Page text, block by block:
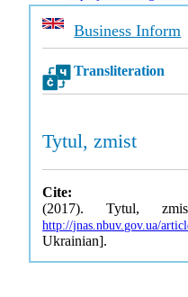
Business Inform
Transliteration
Tytul, zmist
Cite:
(2017). Tytul,
http://jnas.nbuv.gov.ua/
Ukrainian].